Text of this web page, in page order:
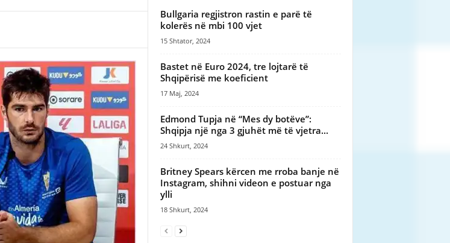
Bullgaria regjistron rastin e parë të
kolerës në mbi 100 vjet
15 Shtator, 2024
Bastet në Euro 2024, tre lojtarë të
Shqipërisë me koeficient
17 Maj, 2024
Edmond Tupja në “Mes dy botëve”:
Shqipja një nga 3 gjuhët më të vjetra...
24 Shkurt, 2024
Britney Spears kërcen me rroba banje në
Instagram, shihni videon e postuar nga
ylli
18 Shkurt, 2024